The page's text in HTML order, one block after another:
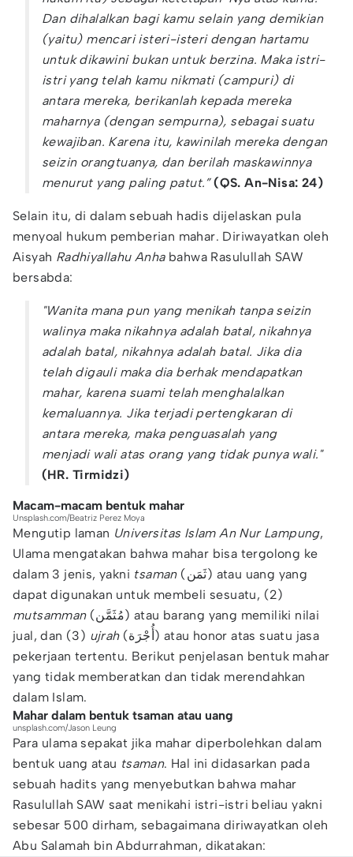
Dan dihalalkan bagi kamu selain yang demikian
(yaitu) mencari isteri-isteri dengan hartamu
untuk dikawini bukan untuk berzina. Maka istri-
istri yang telah kamu nikmati (campuri) di
antara mereka, berikanlah kepada mereka
maharnya (dengan sempurna), sebagai suatu
kewajiban. Karena itu, kawinilah mereka dengan
seizin orangtuanya, dan berilah maskawinnya
menurut yang paling patut.”(QS. An-Nisa: 24)
Selain itu, di dalam sebuah hadis dijelaskan pula
menyoal hukum pemberian mahar. Diriwayatkan oleh
Aisyah Radhiyallahu Anhabahwa Rasulullah SAW
bersabda:
"Wanita mana pun yang menikah tanpa seizin
walinya maka nikahnya adalah batal, nikahnya
adalah batal, nikahnya adalah batal. Jika dia
telah digauli maka dia berhak mendapatkan
mahar, karena suami telah menghalalkan
kemaluannya. Jika terjadi pertengkaran di
antara mereka, maka penguasalah yang
menjadi wali atas orang yang tidak punya wali."
(HR. Tirmidzi)
Macam-macam bentuk mahar
Unsplash.com/Beatriz Perez Moya
Mengutip laman Universitas Islam An Nur Lampung,
Ulama mengatakan bahwa mahar bisa tergolong ke
dalam 3 jenis, yakni tsaman(ثَمَن) atau uang yang
dapat digunakan untuk membeli sesuatu, (2)
mutsamman(مُثَمَّن) atau barang yang memiliki nilai
jual, dan (3) ujrah(أُجْرَة) atau honor atas suatu jasa
pekerjaan tertentu. Berikut penjelasan bentuk mahar
yang tidak memberatkan dan tidak merendahkan
dalam Islam.
Mahar dalam bentuk tsaman atau uang
unsplash.com/Jason Leung
Para ulama sepakat jika mahar diperbolehkan dalam
bentuk uang atau tsaman. Hal ini didasarkan pada
sebuah hadits yang menyebutkan bahwa mahar
Rasulullah SAW saat menikahi istri-istri beliau yakni
sebesar 500 dirham, sebagaimana diriwayatkan oleh
Abu Salamah bin Abdurrahman, dikatakan: